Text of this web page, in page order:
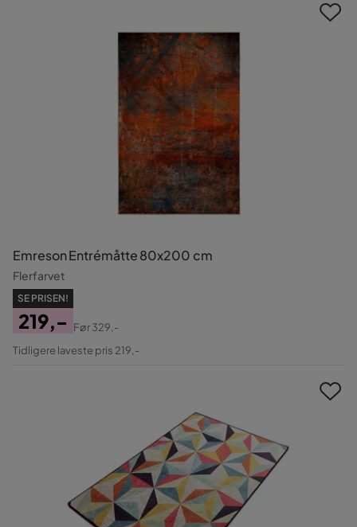
Emreson Entrémåtte 80x200 cm
Flerfarvet
SE PRISEN!
Pris
219,-
Original
Før329,-
Tidligere laveste pris 219,-